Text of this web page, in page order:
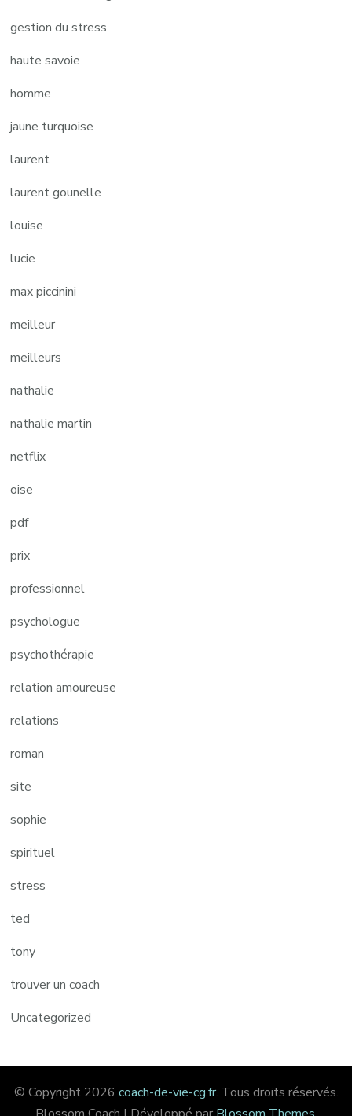
gestion du stress
haute savoie
homme
jaune turquoise
laurent
laurent gounelle
louise
lucie
max piccinini
meilleur
meilleurs
nathalie
nathalie martin
netflix
oise
pdf
prix
professionnel
psychologue
psychothérapie
relation amoureuse
relations
roman
site
sophie
spirituel
stress
ted
tony
trouver un coach
Uncategorized
© Copyright 2026 coach-de-vie-cg.fr. Tous droits réservés.